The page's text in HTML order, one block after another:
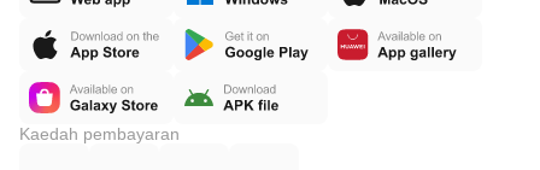
Kaedah pembayaran